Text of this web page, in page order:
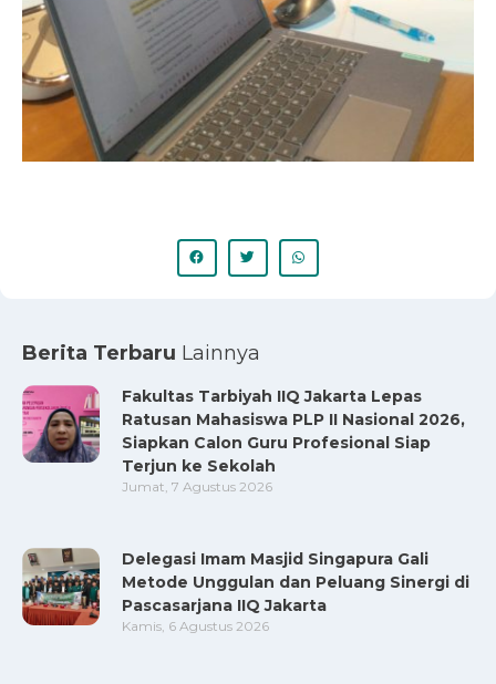
Berita Terbaru Lainnya
Fakultas Tarbiyah IIQ Jakarta Lepas
Ratusan Mahasiswa PLP II Nasional 2026,
Siapkan Calon Guru Profesional Siap
Terjun ke Sekolah
Jumat, 7 Agustus 2026
Delegasi Imam Masjid Singapura Gali
Metode Unggulan dan Peluang Sinergi di
Pascasarjana IIQ Jakarta
Kamis, 6 Agustus 2026